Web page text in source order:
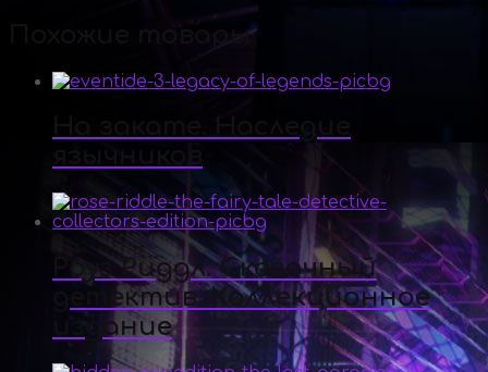
Похожие товары
Роуз Риддл. Сказочный
детектив. Коллекционное
издание